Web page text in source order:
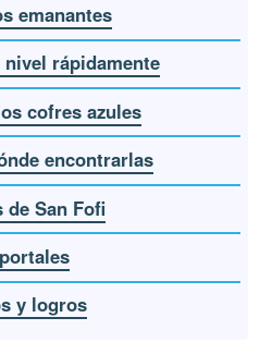
emanantes
rápidamente
cofres azules
encontrarlas
de San Fofi
y logros